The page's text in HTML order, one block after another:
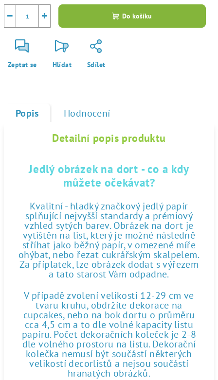
+
− Do košíku
Zeptat se Hlídat Sdílet
Popis Hodnocení
Detailní popis produktu
Jedlý obrázek na dort - co a kdy
můžete očekávat?
Kvalitní - hladký značkový jedlý papír
splňující nejvyšší standardy a prémiový
vzhled sytých barev. Obrázek na dort je
vytištěn na list, který je možné následně
stříhat jako běžný papír, v omezené míře
ohýbat, nebo řezat cukrářským skalpelem.
Za příplatek, lze obrázek dodat s výřezem
a tato starost Vám odpadne.
V případě zvolení velikosti 12-29 cm ve
tvaru kruhu, obdržíte dekorace na
cupcakes, nebo na bok dortu o průměru
cca 4,5 cm a to dle volné kapacity listu
papíru. Počet dekoračních koleček je 2-8
dle volného prostoru na listu. Dekorační
kolečka nemusí být součástí některých
velikostí decorlistů a nejsou součástí
hranatých obrázků.